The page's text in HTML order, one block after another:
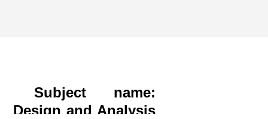
Subject name:
Design and Analysis